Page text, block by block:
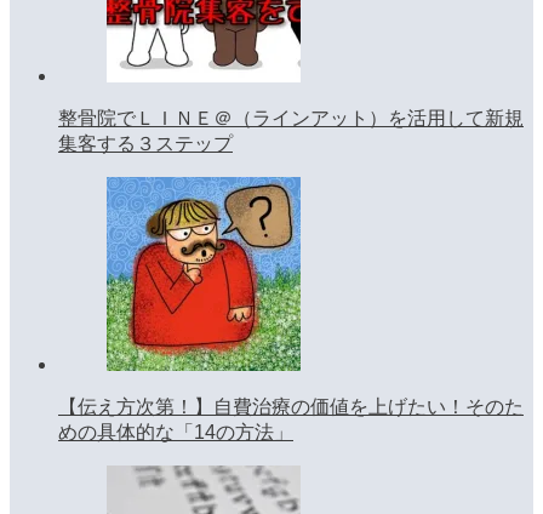
整骨院でＬＩＮＥ＠（ラインアット）を活用して新規
集客する３ステップ
【伝え方次第！】自費治療の価値を上げたい！そのた
めの具体的な「14の方法」